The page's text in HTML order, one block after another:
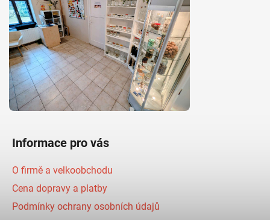
Informace pro vás
O firmě a velkoobchodu
Cena dopravy a platby
Podmínky ochrany osobních údajů